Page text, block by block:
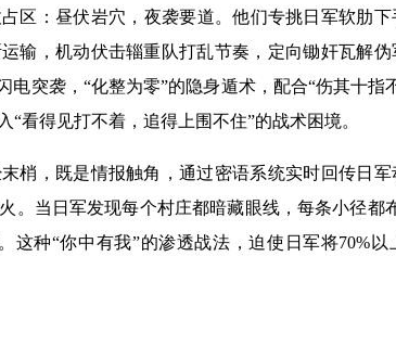
：昼伏岩穴，夜袭要道。他们专挑日军软肋
输，机动伏击辎重队打乱节奏，定向锄奸瓦解
电突袭，“化整为零”的隐身遁术，配合“伤其十指
看得见打不着，追得上围不住”的战术困境。
，既是情报触角，通过密语系统实时回传日军
。当日军发现每个村庄都暗藏眼线，每条小径都
这种“你中有我”的渗透战法，迫使日军将70%以